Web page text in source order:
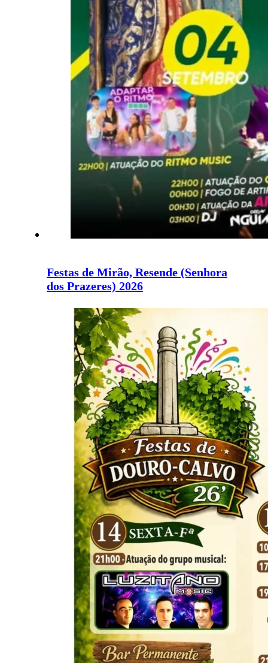
Festas de Mirão, Resende (Senhora
dos Prazeres) 2026